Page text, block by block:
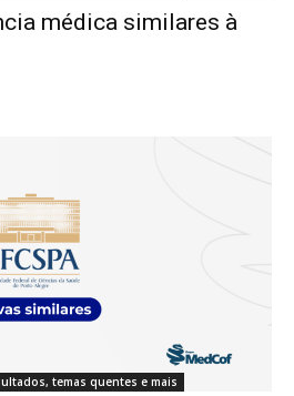
médica similares à
temas quentes e mais